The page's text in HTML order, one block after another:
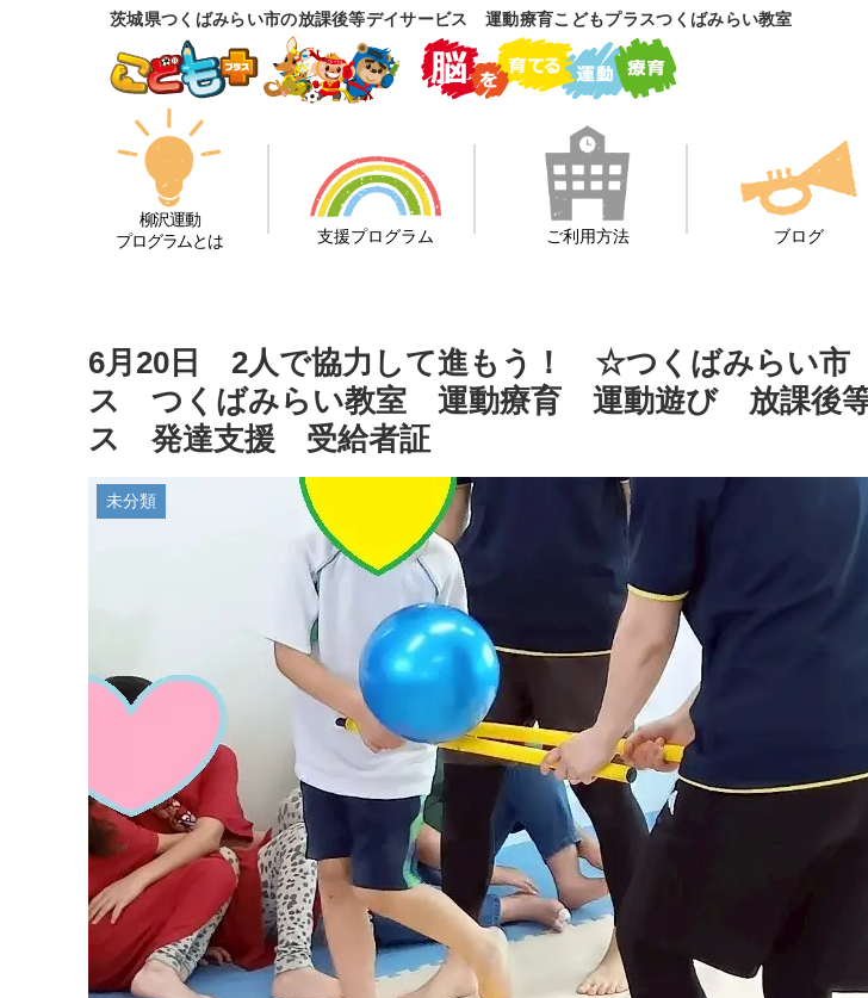
茨城県つくばみらい市の放課後等デイサービス 運動療育こどもプラスつくばみらい教室
柳沢運動
プログラムとは
支援プログラム ご利用方法 ブログ
6月20日 2人で協力して進もう！ ☆つくばみらい市
ス つくばみらい教室 運動療育 運動遊び 放課後
ス 発達支援 受給者証
未分類